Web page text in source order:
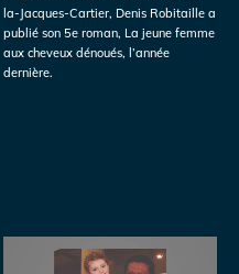
la-Jacques-Cartier, Denis Robitaille a
publié son 5e roman, La jeune femme
aux cheveux dénoués, l’année
dernière.